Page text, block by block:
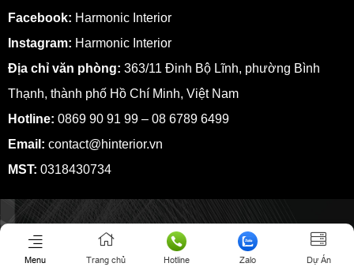
Facebook: Harmonic Interior
Instagram: Harmonic Interior
Địa chỉ văn phòng: 363/11 Đinh Bộ Lĩnh, phường Bình
Thạnh, thành phố Hồ Chí Minh, Việt Nam
Hotline: 0869 90 91 99 – 08 6789 6499
Email: contact@hinterior.vn
MST: 0318430734
Menu Trang chủ Hotline Zalo Dự Án